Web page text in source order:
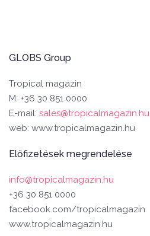
GLOBS Group
Tropical magazin
M: +36 30 851 0000
E-mail: sales@tropicalmagazin.hu
web: www.tropicalmagazin.hu
Előfizetések megrendelése
info@tropicalmagazin.hu
+36 30 851 0000
facebook.com/tropicalmagazin
www.tropicalmagazin.hu